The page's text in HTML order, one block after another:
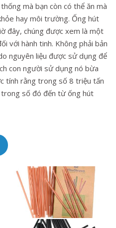
mà bạn còn có thể ăn mà
hay môi trường. Ống hút
đây, chúng được xem là một
với hành tinh. Không phải bản
nguyên liệu được sử dụng để
con người sử dụng nó bừa
tính rằng trong số 8 triệu tấn
số đó đến từ ống hút